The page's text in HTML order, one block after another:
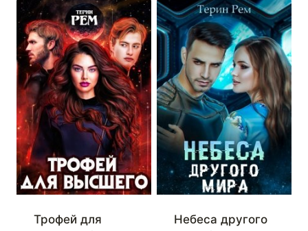
Трофей для
Небеса другого